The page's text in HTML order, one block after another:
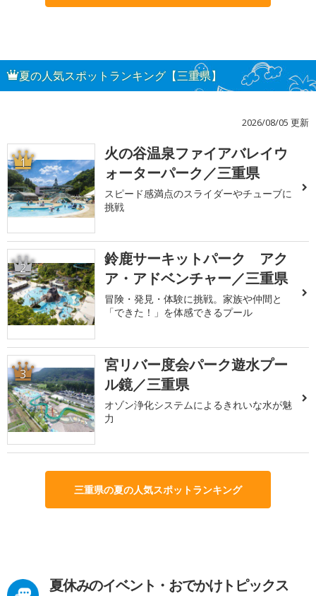
夏の人気スポットランキング【三重県】
2026/08/05 更新
1
火の谷温泉ファイアバレイウ
ォーターパーク／三重県
スピード感満点のスライダーやチューブに
挑戦
2
鈴鹿サーキットパーク アク
ア・アドベンチャー／三重県
冒険・発見・体験に挑戦。家族や仲間と
「できた！」を体感できるプール
3
宮リバー度会パーク遊水プー
ル鏡／三重県
オゾン浄化システムによるきれいな水が魅
力
三重県の夏の人気スポットランキング
夏休みのイベント・おでかけトピックス